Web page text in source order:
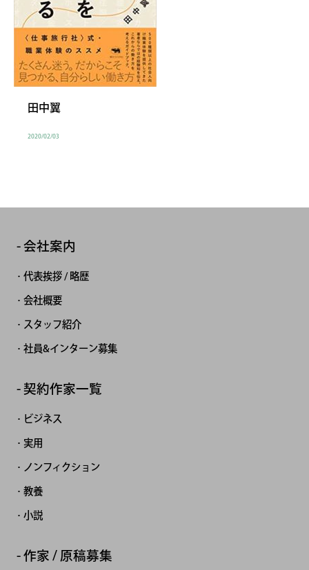
田中翼
2020/02/03
会社案内
代表挨拶 / 略歴
会社概要
スタッフ紹介
社員&インターン募集
契約作家一覧
ビジネス
実用
ノンフィクション
教養
小説
作家 / 原稿募集